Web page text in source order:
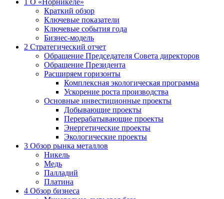
1 О «Норникеле»
Краткий обзор
Ключевые показатели
Ключевые события года
Бизнес-модель
2 Стратегический отчет
Обращение Председателя Совета директоров
Обращение Президента
Расширяем горизонты
Комплексная экологическая программа
Ускорение роста производства
Основные инвестиционные проекты
Добывающие проекты
Перерабатывающие проекты
Энергетические проекты
Экологические проекты
3 Обзор рынка металлов
Никель
Медь
Палладий
Платина
4 Обзор бизнеса